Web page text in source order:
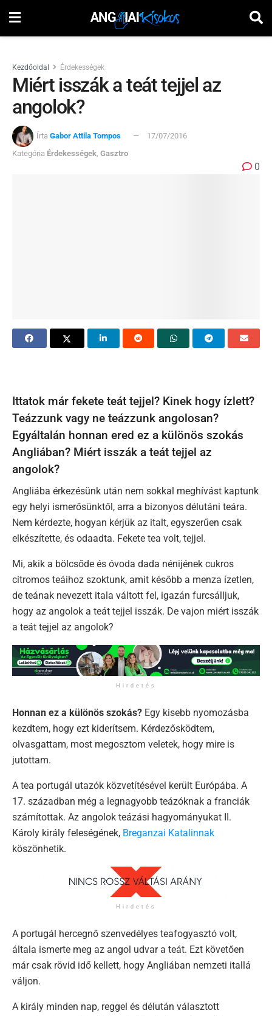
Kezdőoldal Érdekességek
Miért isszák a teát tejjel az
angolok?
Írta Gabor Attila Tompos
17/07/2016
Kategória Érdekességek Gasztro
0
Ittatok már fekete teát tejjel? Kinek hogy ízlett?
Teázzunk vagy ne teázzunk angolosan?
Egyáltalán honnan ered ez a különös szokás
Angliában? Miért isszák a teát tejjel az
angolok?
Angliába érkezésünk után nem sokkal meghívást kaptunk
egy helyi ismerősünktől, arra a bizonyos délutáni teára.
Nem kérdezte, hogyan kérjük az italt, egyszerűen csak
elkészítette, és odaadta. Fekete tea volt, tejjel.
Mi, akik a bölcsőde és óvoda dada nénijének cukros
citromos teáihoz szoktunk, amit később a menza ízetlen,
de teának nevezett itala váltott fel, igazán furcsálljuk,
hogy az angolok a teát tejjel isszák. De vajon miért isszák
a teát tejjel az angolok?
Hirdetés
Honnan ez a különös szokás? Egy kisebb nyomozásba
kezdtem, hogy ezt kiderítsem. Kérdezősködtem,
olvasgattam, most megosztom veletek, hogy mire is
jutottam.
A tea portugál utazók közvetítésével került Európába. A
17. században még a legnagyobb teázóknak a franciák
számítottak. Az angolok teázási hagyományukat II.
Károly király feleségének, Breganzai Katalinnak
köszönhetik.
Hirdetés
A portugál hercegnő szenvedélyes teafogyasztó volt,
általa ismerte meg az angol udvar a teát. Ezt követően
már csak rövid idő kellett, hogy Angliában nemzeti itallá
váljon.
A király minden nap, reggel és délután választott